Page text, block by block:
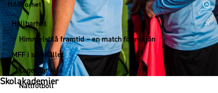
Fotbollsnätverket
P19
F19
P17
F17
Malmö Trophy
Partner dam
Matchdag på Eleda Stadion
MFF-museet & rundvandringar
Fest & Event
Konferens
Möte
Mässa
Sommarfest
Hållbarhet
Hållbarhet
Himmelsblå framtid – en match för miljön
MFF i samhället
Laget för alla
Nattfotboll
Skolakademier